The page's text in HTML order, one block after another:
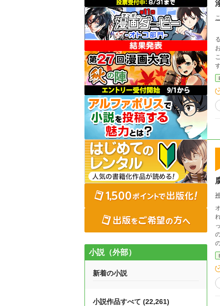
おり…。 溺愛ハー
小説（外部）
新着の小説
小説作品すべて (22,261)